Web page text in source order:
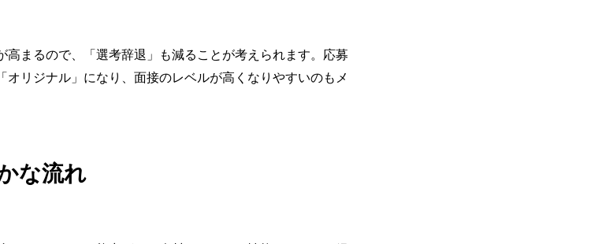
高まるので、「選考辞退」も減ることが考えられます。応募
リジナル」になり、面接のレベルが高くなりやすいのもメ
な流れ